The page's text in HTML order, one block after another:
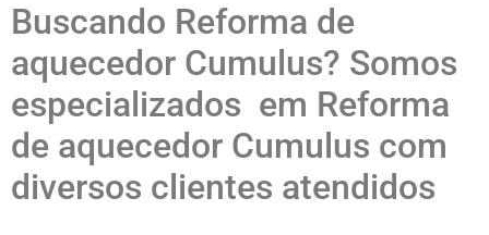
Buscando Reforma de
aquecedor Cumulus? Somos
especializados em Reforma
de aquecedor Cumulus com
diversos clientes atendidos